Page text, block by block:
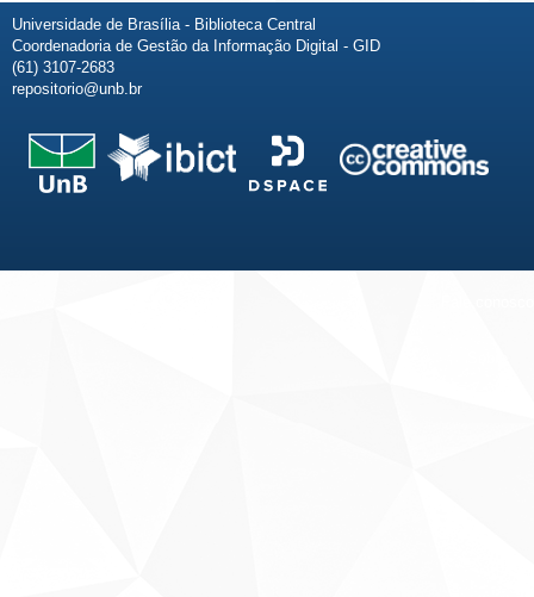
Universidade de Brasília - Biblioteca Central
Coordenadoria de Gestão da Informação Digital - GID
(61) 3107-2683
repositorio@unb.br